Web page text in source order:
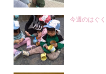
今週のはぐ